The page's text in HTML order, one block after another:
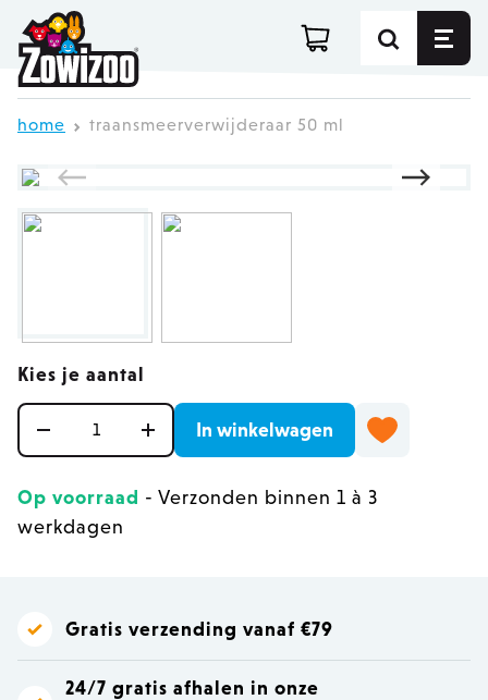
Ga direct door naar de inhoud
home traansmeerverwijderaar 50 ml
Kies je aantal
In winkelwagen
Op voorraad - Verzonden binnen 1 à 3
werkdagen
Gratis verzending vanaf €79
24/7 gratis afhalen in onze